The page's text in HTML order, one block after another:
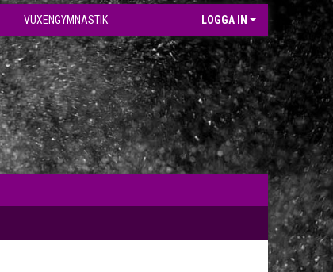
VUXENGYMNASTIK LOGGA IN